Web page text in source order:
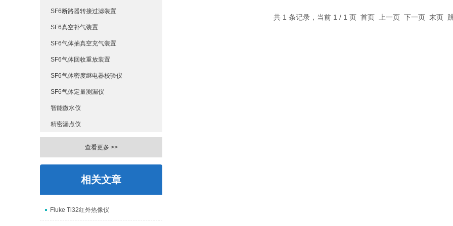
SF6断路器转接过滤装置
SF6真空补气装置
SF6气体抽真空充气装置
SF6气体回收重放装置
SF6气体密度继电器校验仪
SF6气体定量测漏仪
智能微水仪
精密漏点仪
查看更多 >>
相关文章
Fluke Ti32红外热像仪
共 1 条记录，当前 1 / 1 页 首页 上一页 下一页 末页